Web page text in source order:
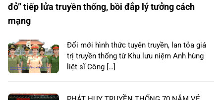
đỏ” tiếp lửa truyền thống, bồi đắp lý tưởng cách
mạng
Đổi mới hình thức tuyên truyền, lan tỏa giá
trị truyền thống từ Khu lưu niệm Anh hùng
liệt sĩ Công […]